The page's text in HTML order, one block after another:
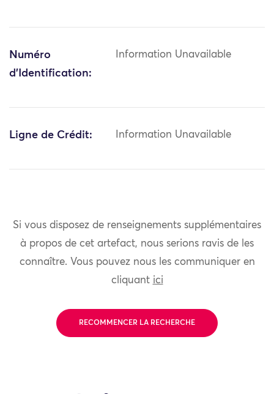
Numéro
d'Identification:
Information Unavailable
Ligne de Crédit: Information Unavailable
Si vous disposez de renseignements supplémentaires
à propos de cet artefact, nous serions ravis de les
connaître. Vous pouvez nous les communiquer en
cliquant ici
RECOMMENCER LA RECHERCHE